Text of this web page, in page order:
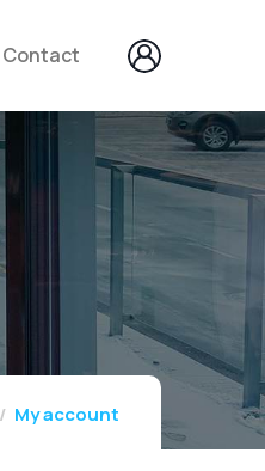
Contact
My account